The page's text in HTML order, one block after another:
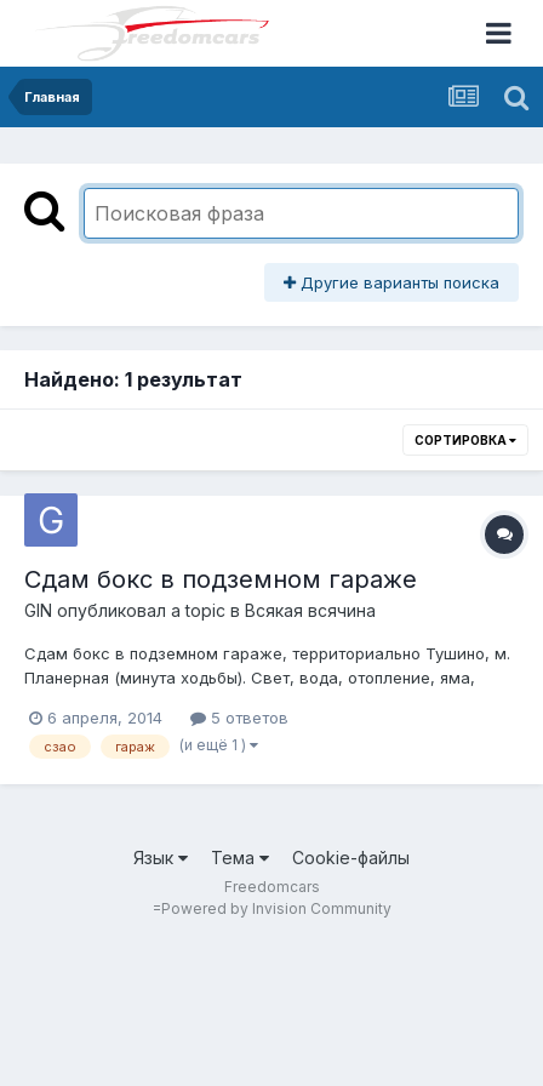
Главная
Другие варианты поиска
Найдено: 1 результат
СОРТИРОВКА
Сдам бокс в подземном гараже
GIN опубликовал a topic в Всякая всячина
Сдам бокс в подземном гараже, территориально Тушино, м.
Планерная (минута ходьбы). Свет, вода, отопление, яма,
гаражной цивилизации, лучше на длительный срок, но можно
и на короткий. P.S. на потолке швеллер и лебедка, для
6 апреля, 2014 5 ответов
сзао гараж (и ещё 1 )
Язык Тема Cookie-файлы
Freedomcars
=Powered by Invision Community